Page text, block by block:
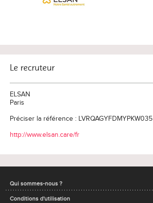
Le recruteur
ELSAN
Paris
Préciser la référence : LVRQAGYFDMYPKW035
http://www.elsan.care/fr
Qui sommes-nous ?
Conditions d'utilisation